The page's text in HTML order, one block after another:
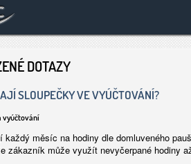
DOTAZY
SLOUPEČKY VE VYÚČTOVÁNÍ?
vyúčtování
každý měsíc na hodiny dle domluveného
zákazník může využít nevyčerpané hodiny